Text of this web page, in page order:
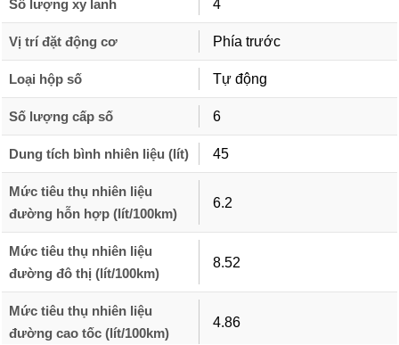
Số lượng xy lanh 4
Vị trí đặt động cơ Phía trước
Loại hộp số Tự động
Số lượng cấp số 6
Dung tích bình nhiên liệu (lít) 45
Mức tiêu thụ nhiên liệu
đường hỗn hợp (lít/100km)
6.2
Mức tiêu thụ nhiên liệu
đường đô thị (lít/100km)
8.52
Mức tiêu thụ nhiên liệu
đường cao tốc (lít/100km)
4.86